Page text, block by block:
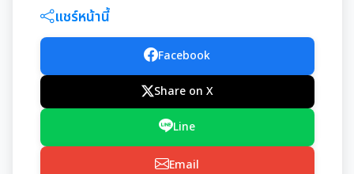
แชร์หน้านี้
Facebook
Share on X
Line
Email